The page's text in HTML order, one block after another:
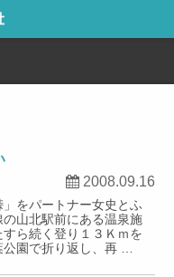
2008.09.16
をパートナー女史とふ
山北駅前にある温泉施
ら続く登り１３Ｋｍを
公園で折り返し、再 …